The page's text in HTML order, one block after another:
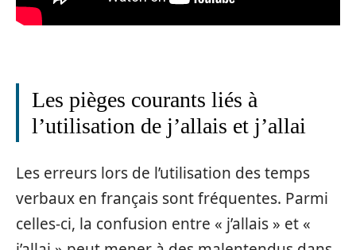
Les pièges courants liés à
l’utilisation de j’allais et j’allai
Les erreurs lors de l’utilisation des temps
verbaux en français sont fréquentes. Parmi
celles-ci, la confusion entre « j’allais » et «